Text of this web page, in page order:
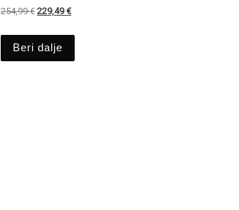
254,99€ Izvirna cena je bila: 254,99 €.
229,49€Trenutna cena je: 229,49 €.
Beri dalje